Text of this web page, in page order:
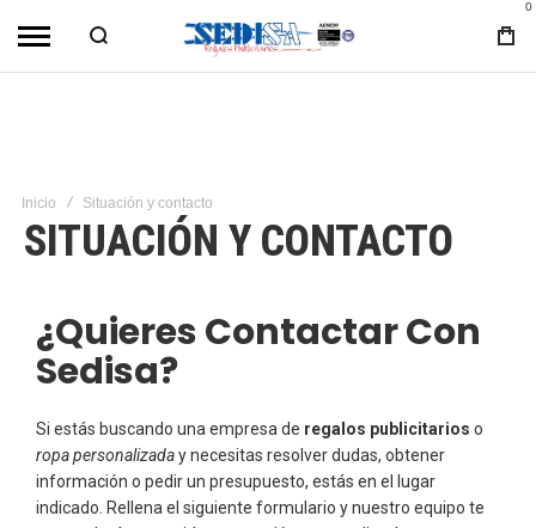
0
Inicio Situación y contacto
SITUACIÓN Y CONTACTO
¿Quieres Contactar Con
Sedisa?
Si estás buscando una empresa de regalos publicitarios o
ropa personalizaday necesitas resolver dudas, obtener
información o pedir un presupuesto, estás en el lugar
indicado. Rellena el siguiente formulario y nuestro equipo te